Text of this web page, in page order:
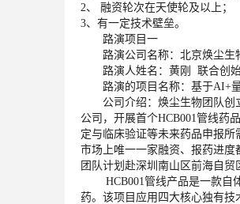
2、 融资轮次在天使轮及以上；
3、有一定技术壁垒。
路演项目一
路演公司名称：北京焕尘生
路演人姓名：黄刚 联合创
路演的项目名称：基于AI+量
公司介绍：焕尘生物团队创立
公司，开展首个HCB001管线药
定与临床验证等未来药品申报
市场上唯一一家融资、报药进度
团队计划赴深圳南山区前海自
HCB001管线产品是一款自体
药。该项目应用四大核心独有技